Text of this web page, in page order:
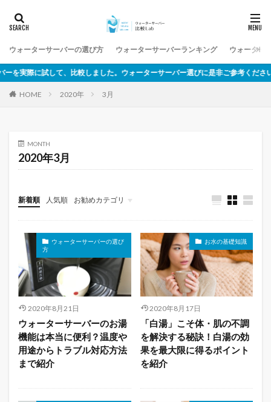
ウォーターサーバーの選び方 ウォーターサーバーランキング ウォーター
際に試して、比較しました。ウォーターサーバー選びに是非ご参考ください。
HOME 2020年 3月
MONTH
2020年3月
新着順 人気順 お勧めカテゴリ
未分類
ウォーターサーバーの選び
方
2020年8月21日
ウォーターサーバーのお湯
機能は本当に便利？温度や
用途からトラブル対応方法
まで紹介
お水の基礎知識
2020年8月17日
「白湯」こそ体・肌の不調
を解決する秘訣！白湯の効
果を最大限に得るポイント
を紹介